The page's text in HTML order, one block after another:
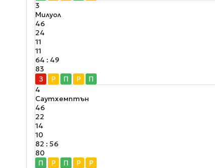
3
Милуол
46
24
11
11
64 : 49
83
З
Р П Р
П
4
Саутхемптън
46
22
14
10
82 : 56
80
П
Р П Р
Р